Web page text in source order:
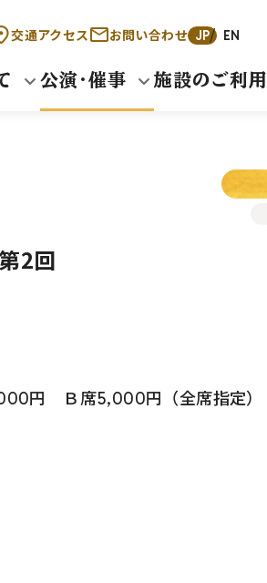
交通アクセス お問い合わせ JP EN
公演・催事 施設のご利用
2回
円 Ｂ席5,000円（全席指定）